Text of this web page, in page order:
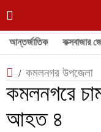
আন্তর্জাতিক কক্সবাজার
/ কমলনগর উপজেলা
কমলনগরে
আহত ৪